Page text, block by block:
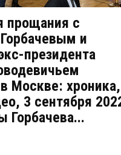
прощания с
и
президента
Москве: хроника,
3 сентября
Горбачева...